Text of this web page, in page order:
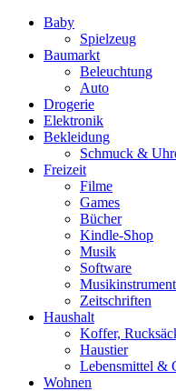
Baby
Spielzeug
Baumarkt
Beleuchtung
Auto
Drogerie
Elektronik
Bekleidung
Schmuck &
Freizeit
Filme
Games
Bücher
Kindle-Shop
Musik
Software
Zeitschriften
Haushalt
Koffer,
Haustier
Lebensmittel &
Wohnen